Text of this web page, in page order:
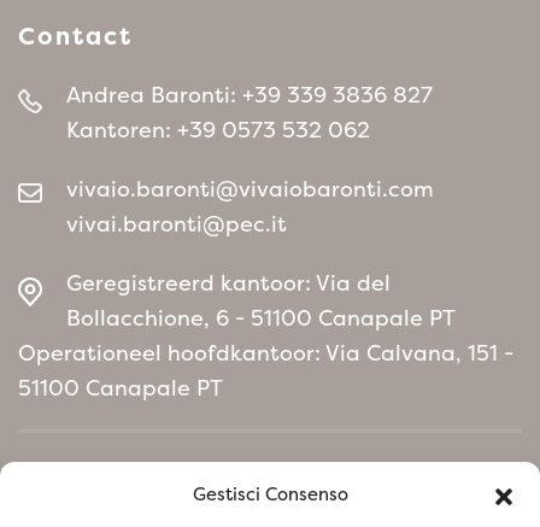
Gestisci Consenso
Contact
Andrea Baronti: +39 339 3836 827
Kantoren: +39 0573 532 062
vivaio.baronti@vivaiobaronti.com
vivai.baronti@pec.it
Geregistreerd kantoor: Via del
Bollacchione, 6 - 51100 Canapale PT
Operationeel hoofdkantoor: Via Calvana, 151 -
51100 Canapale PT
Home